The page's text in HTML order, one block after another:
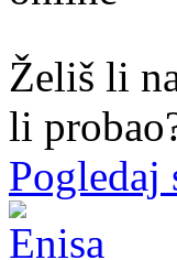
Želiš li
li
Pogledaj